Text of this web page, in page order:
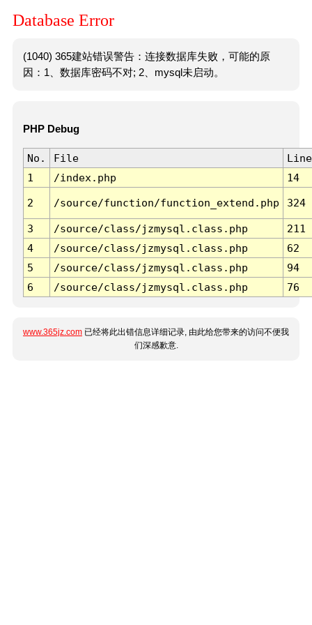
Database Error
(1040) 365建站错误警告：连接数据库失败，可能的原
因：1、数据库密码不对; 2、mysql未启动。
PHP Debug
No. File
Line
1
/index.php 14
2 /source/function/function_extend.php 324
3 /source/class/jzmysql.class.php
211
4
/source/class/jzmysql.class.php
62
5
/source/class/jzmysql.class.php
94
6
/source/class/jzmysql.class.php 76
www.365jz.com 已经将此出错信息详细记录, 由此给您带来的访问不便我
们深感歉意.